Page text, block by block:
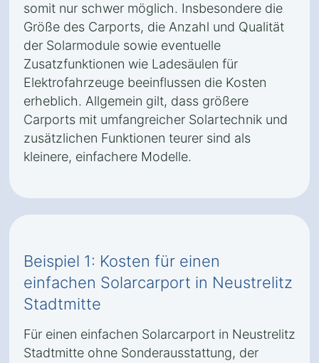
somit nur schwer möglich. Insbesondere die
Größe des Carports, die Anzahl und Qualität
der Solarmodule sowie eventuelle
Zusatzfunktionen wie Ladesäulen für
Elektrofahrzeuge beeinflussen die Kosten
erheblich. Allgemein gilt, dass größere
Carports mit umfangreicher Solartechnik und
zusätzlichen Funktionen teurer sind als
kleinere, einfachere Modelle.
Beispiel 1: Kosten für einen
einfachen Solarcarport in Neustrelitz
Stadtmitte
Für einen einfachen Solarcarport in Neustrelitz
Stadtmitte ohne Sonderausstattung, der